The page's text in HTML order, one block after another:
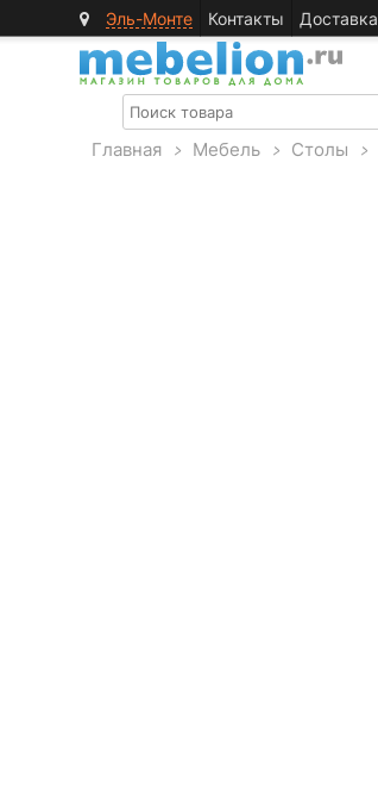
Эль-Монте Контакты
Главная > Мебель > Столы >